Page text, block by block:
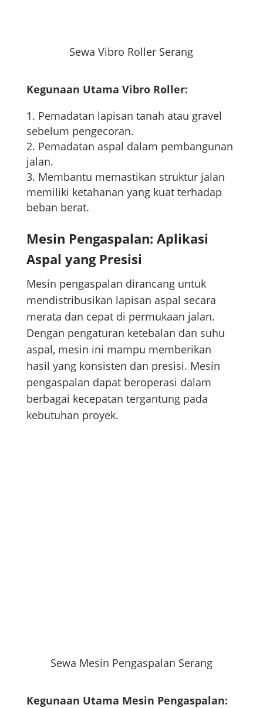
Sewa Vibro Roller Serang
Kegunaan Utama Vibro Roller:
Pemadatan lapisan tanah atau gravel
sebelum pengecoran.
Pemadatan aspal dalam pembangunan
jalan.
Membantu memastikan struktur jalan
memiliki ketahanan yang kuat terhadap
beban berat.
Mesin Pengaspalan: Aplikasi
Aspal yang Presisi
Mesin pengaspalan dirancang untuk
mendistribusikan lapisan aspal secara
merata dan cepat di permukaan jalan.
Dengan pengaturan ketebalan dan suhu
aspal, mesin ini mampu memberikan
hasil yang konsisten dan presisi. Mesin
pengaspalan dapat beroperasi dalam
berbagai kecepatan tergantung pada
kebutuhan proyek.
Sewa Mesin Pengaspalan Serang
Kegunaan Utama Mesin Pengaspalan: